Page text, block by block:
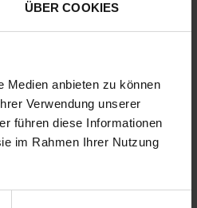
ÜBER COOKIES
Medien anbieten zu können
Verwendung unserer
führen diese Informationen
im Rahmen Ihrer Nutzung
GIFTCARD